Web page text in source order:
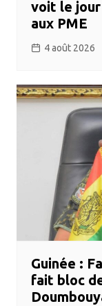
voit le
aux PME
4 août 2026
Guinée :
fait bloc